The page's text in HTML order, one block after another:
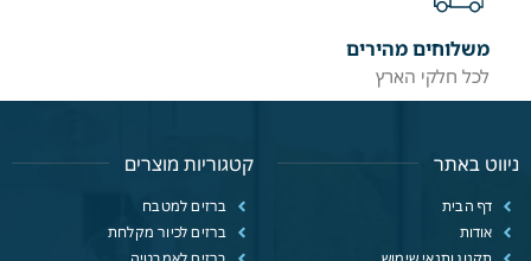
משלוחים מהירים
לכל חלקי הארץ
ניווט באתר
דף הבית
אודות
קטגוריות מוצרים
ברזים למטבח
ברזים לכיור מקלחת